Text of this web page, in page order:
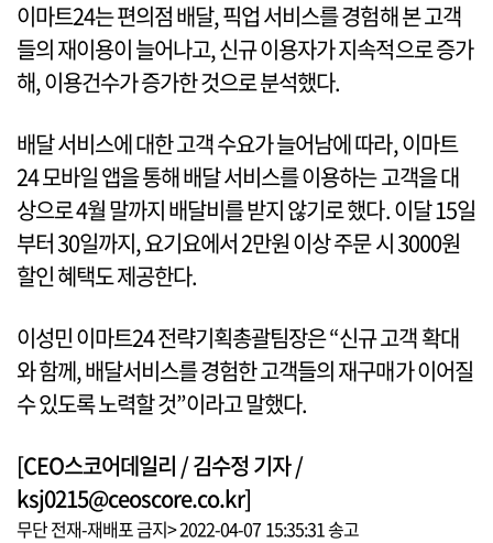
이마트24는 편의점 배달, 픽업 서비스를 경험해 본 고객
들의 재이용이 늘어나고, 신규 이용자가 지속적으로 증가
해, 이용건수가 증가한 것으로 분석했다.
배달 서비스에 대한 고객 수요가 늘어남에 따라, 이마트
24 모바일 앱을 통해 배달 서비스를 이용하는 고객을 대
상으로 4월 말까지 배달비를 받지 않기로 했다. 이달 15일
부터 30일까지, 요기요에서 2만원 이상 주문 시 3000원
할인 혜택도 제공한다.
이성민 이마트24 전략기획총괄팀장은 “신규 고객 확대
와 함께, 배달서비스를 경험한 고객들의 재구매가 이어질
수 있도록 노력할 것”이라고 말했다.
[CEO스코어데일리 / 김수정 기자 /
ksj0215@ceoscore.co.kr]
무단 전재-재배포 금지> 2022-04-07 15:35:31 송고